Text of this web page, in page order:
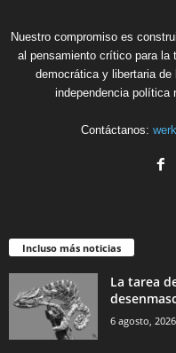
Nuestro compromiso es
al pensamiento crítico para la
democrática y libertaria
independencia política
Contáctanos:
Incluso más noticias
La tarea
6 agosto, 2026